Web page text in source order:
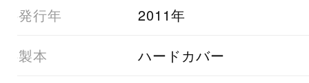
05発行年 2011年
06製本 ハードカバー